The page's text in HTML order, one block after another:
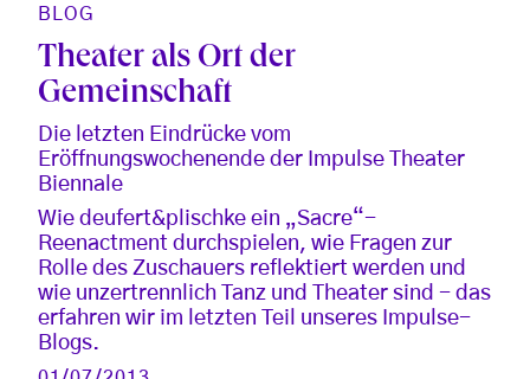
BLOG
Theater als Ort der
Gemeinschaft
Die letzten Eindrücke vom
Eröffnungswochenende der Impulse Theater
Biennale
Wie deufert&plischke ein „Sacre“-
Reenactment durchspielen, wie Fragen zur
Rolle des Zuschauers reflektiert werden und
wie unzertrennlich Tanz und Theater sind - das
erfahren wir im letzten Teil unseres Impulse-
Blogs.